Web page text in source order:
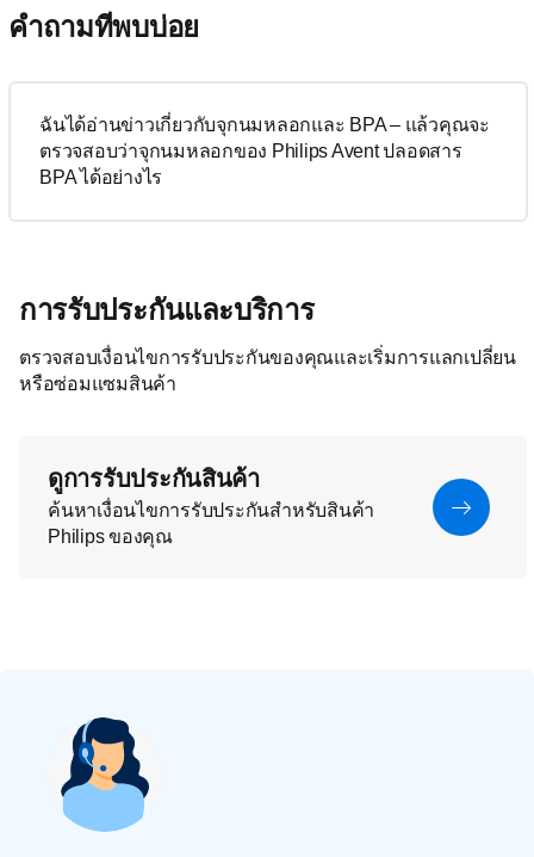
คำถามที่พบบ่อย
ฉันได้อ่านข่าวเกี่ยวกับจุกนมหลอกและ BPA – แล้วคุณจะ
ตรวจสอบว่าจุกนมหลอกของ Philips Avent ปลอดสาร
BPA ได้อย่างไร
การรับประกันและบริการ
ตรวจสอบเงื่อนไขการรับประกันของคุณและเริ่มการแลกเปลี่ยน
หรือซ่อมแซมสินค้า
ดูการรับประกันสินค้า
ค้นหาเงื่อนไขการรับประกันสำหรับสินค้า
Philips ของคุณ